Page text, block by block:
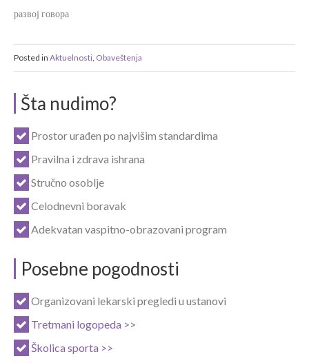
развој говора
Posted in Aktuelnosti Obaveštenja
Šta nudimo?
Prostor urađen po najvišim standardima
Pravilna i zdrava ishrana
Stručno osoblje
Celodnevni boravak
Adekvatan vaspitno-obrazovani program
Posebne pogodnosti
Organizovani lekarski pregledi u ustanovi
Tretmani logopeda >>
Školica sporta >>